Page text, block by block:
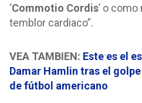
‘Commotio Cordis’ o
temblor cardiaco”.
VEA TAMBIEN: Este es el
Damar Hamlin tras el
de fútbol americano